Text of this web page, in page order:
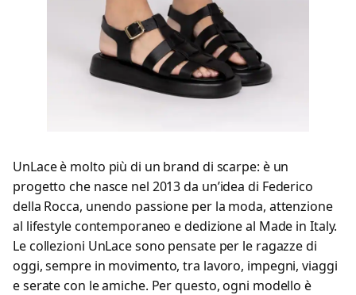
UnLace è molto più di un brand di scarpe: è un
progetto che nasce nel 2013 da un’idea di Federico
della Rocca, unendo passione per la moda, attenzione
al lifestyle contemporaneo e dedizione al Made in Italy.
Le collezioni UnLace sono pensate per le ragazze di
oggi, sempre in movimento, tra lavoro, impegni, viaggi
e serate con le amiche. Per questo, ogni modello è